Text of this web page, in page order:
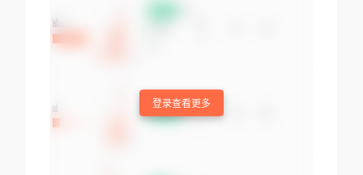
登录查看更多